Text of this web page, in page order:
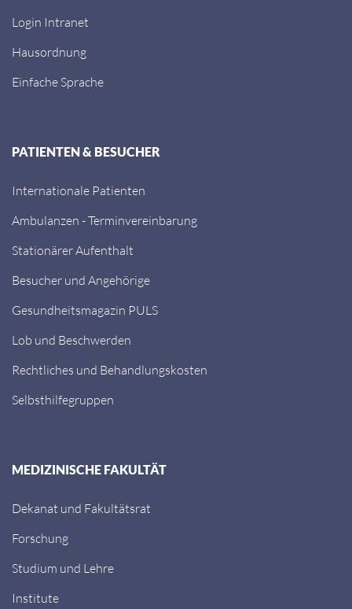
Login Intranet
Hausordnung
Einfache Sprache
PATIENTEN & BESUCHER
Internationale Patienten
Ambulanzen - Terminvereinbarung
Stationärer Aufenthalt
Besucher und Angehörige
Gesundheitsmagazin PULS
Lob und Beschwerden
Rechtliches und Behandlungskosten
Selbsthilfegruppen
MEDIZINISCHE FAKULTÄT
Dekanat und Fakultätsrat
Forschung
Studium und Lehre
Institute